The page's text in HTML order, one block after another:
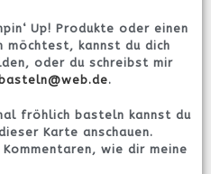
Up! Produkte oder einen
möchtest, kannst du dich
oder du schreibst mir
.
fröhlich basteln kannst du
Karte anschauen.
wie dir meine